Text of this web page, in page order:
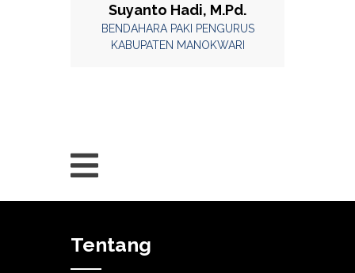
Suyanto Hadi, M.Pd.
BENDAHARA PAKI PENGURUS
KABUPATEN MANOKWARI
Tentang